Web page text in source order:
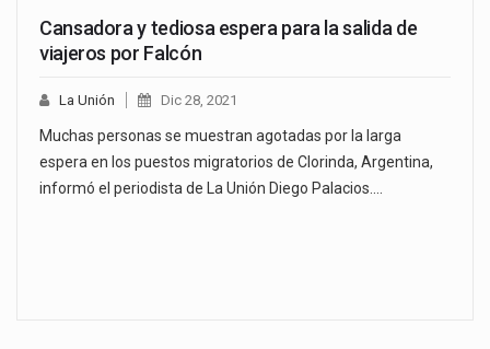
Cansadora y tediosa espera para la salida de
viajeros por Falcón
La Unión Dic 28, 2021
Muchas personas se muestran agotadas por la larga
espera en los puestos migratorios de Clorinda, Argentina,
informó el periodista de La Unión Diego Palacios.…